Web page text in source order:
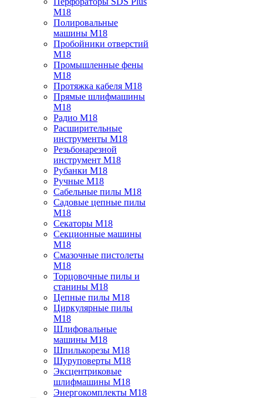
M18
Полировальные
машины M18
Пробойники отверстий
M18
Промышленные фены
M18
Протяжка кабеля M18
Прямые шлифмашины
M18
Радио M18
Расширительные
инструменты M18
Резьбонарезной
инструмент M18
Рубанки M18
Ручные M18
Сабельные пилы M18
Садовые цепные пилы
M18
Секаторы M18
Секционные машины
M18
Смазочные пистолеты
M18
Торцовочные пилы и
станины M18
Цепные пилы M18
Циркулярные пилы
M18
Шлифовальные
машины M18
Шпилькорезы M18
Шуруповерты M18
Эксцентриковые
шлифмашины M18
Энергокомплекты M18